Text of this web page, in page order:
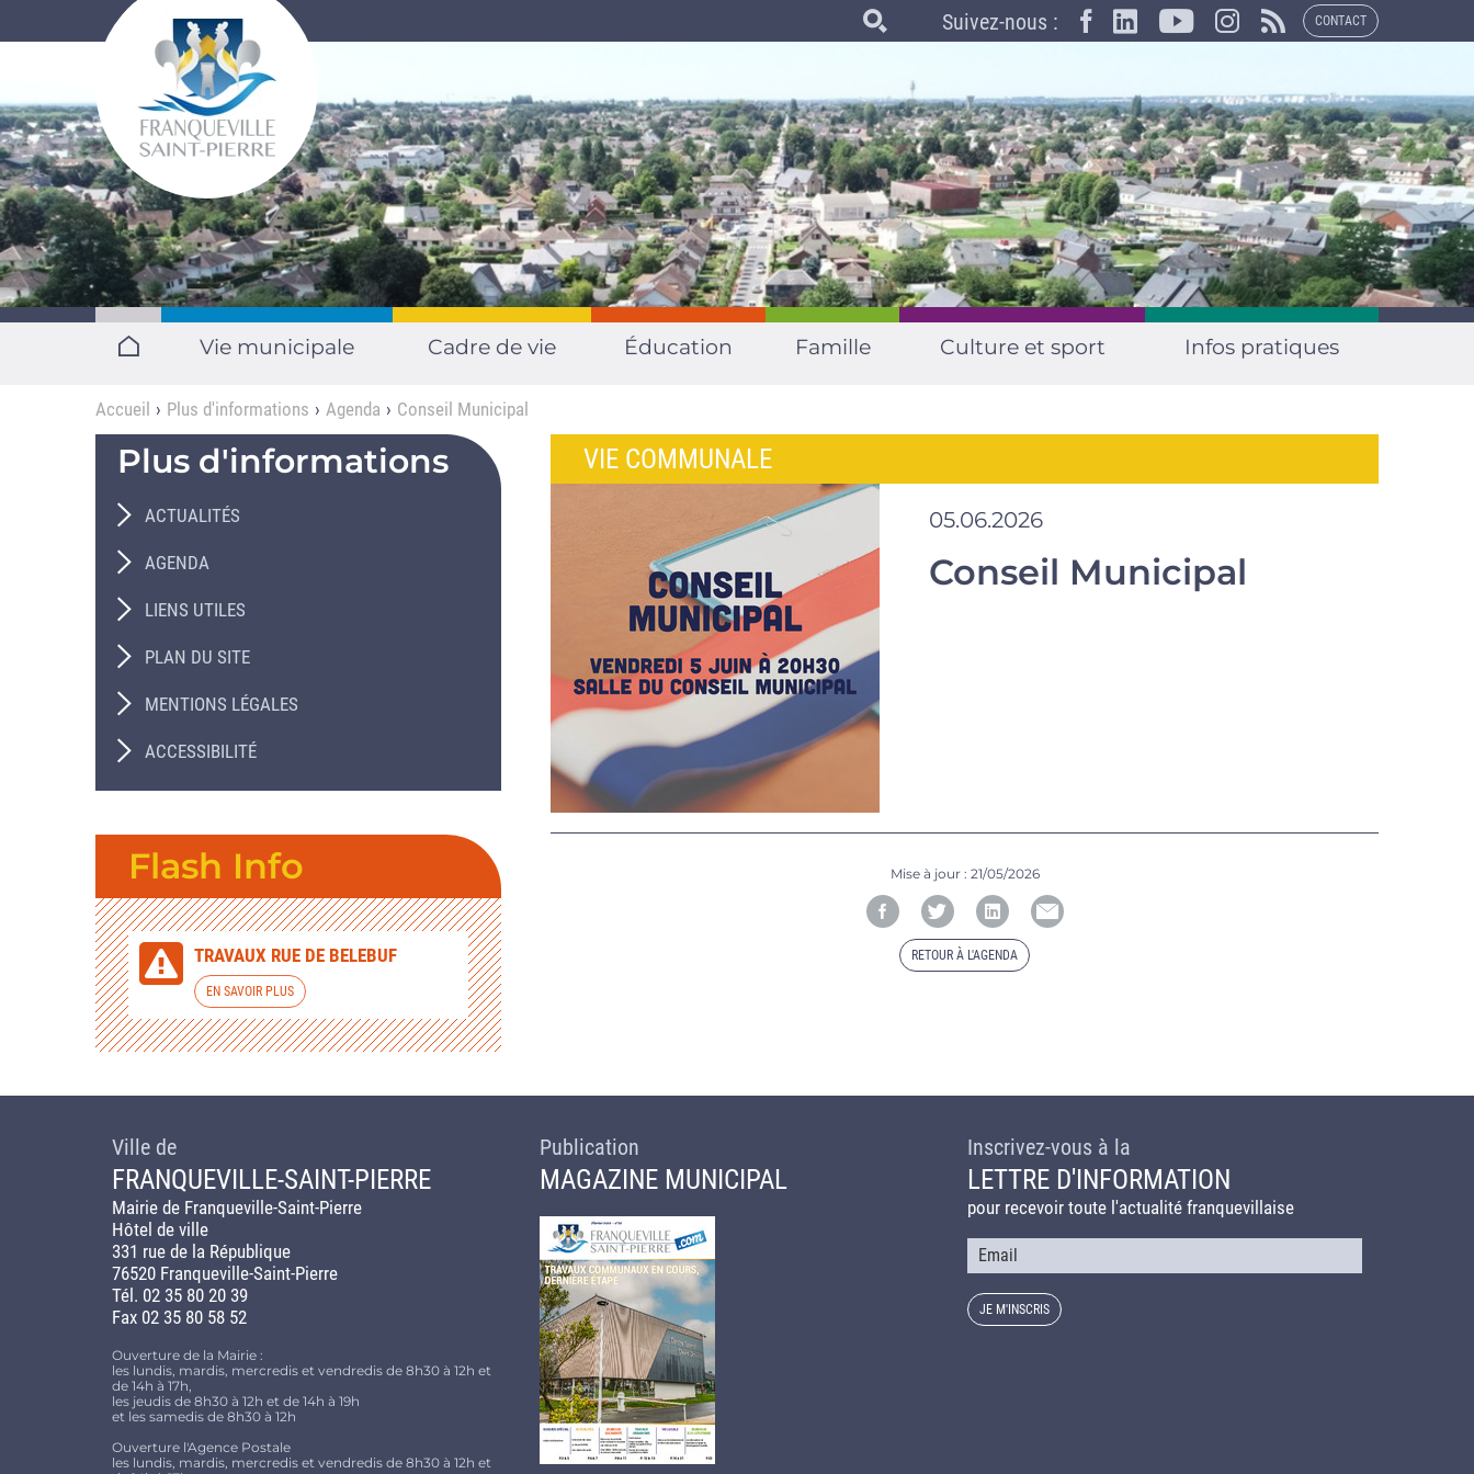
Aller au contenu principal Suivez-nous : CONTACT
Vie municipale Cadre de vie Éducation Famille Culture et sport Infos pratiques
Accueil Plus d'informations Agenda Conseil Municipal
VIE COMMUNALE
05.06.2026
Conseil Municipal
Mise à jour : 21/05/2026
RETOUR À L'AGENDA
Plus d'informations
ACTUALITÉS
AGENDA
LIENS UTILES
PLAN DU SITE
MENTIONS LÉGALES
ACCESSIBILITÉ
Flash Info
TRAVAUX RUE DE BELEBUF
EN SAVOIR PLUS
Ville de
FRANQUEVILLE-SAINT-PIERRE
Mairie de Franqueville-Saint-Pierre
Hôtel de ville
331 rue de la République
76520 Franqueville-Saint-Pierre
Tél. 02 35 80 20 39
Fax 02 35 80 58 52
Ouverture de la Mairie :
les lundis, mardis, mercredis et vendredis de 8h30 à 12h et
de 14h à 17h,
les jeudis de 8h30 à 12h et de 14h à 19h
et les samedis de 8h30 à 12h
Ouverture l'Agence Postale
les lundis, mardis, mercredis et vendredis de 8h30 à 12h et
Publication
MAGAZINE MUNICIPAL
Inscrivez-vous à la
LETTRE D'INFORMATION
pour recevoir toute l'actualité franquevillaise
Courriel